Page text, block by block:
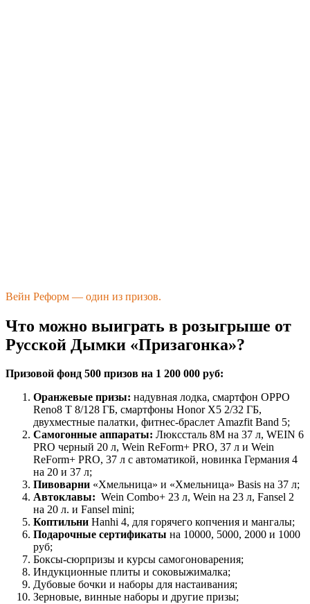
Вейн Реформ — один из призов.
Что можно выиграть в розыгрыше от
Русской Дымки «Призагонка»?
Призовой фонд 500 призов на 1 200 000 руб:
Оранжевые призы: надувная лодка, смартфон OPPO
Reno8 T 8/128 ГБ, смартфоны Honor X5 2/32 ГБ,
двухместные палатки, фитнес-браслет Amazfit Band 5;
Самогонные аппараты: Люкссталь 8М на 37 л, WEIN 6
PRO черный 20 л, Wein ReForm+ PRO, 37 л и Wein
ReForm+ PRO, 37 л с автоматикой, новинка Германия 4
на 20 и 37 л;
Пивоварни «Хмельница» и «Хмельница» Basis на 37 л;
Автоклавы: Wein Combo+ 23 л, Wein на 23 л, Fansel 2
на 20 л. и Fansel mini;
Коптильни Hanhi 4, для горячего копчения и мангалы;
Подарочные сертификаты на 10000, 5000, 2000 и 1000
руб;
Боксы-сюрпризы и курсы самогоноварения;
Индукционные плиты и соковыжималка;
Дубовые бочки и наборы для настаивания;
Зерновые, винные наборы и другие призы;